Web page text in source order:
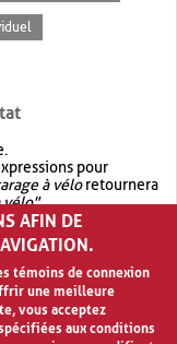
pour
à véloretournera
vélo".
OR.garage OR vélo
garage à vélo
AFIN DE
témoins de connexion
une meilleure
vous acceptez
aux conditions